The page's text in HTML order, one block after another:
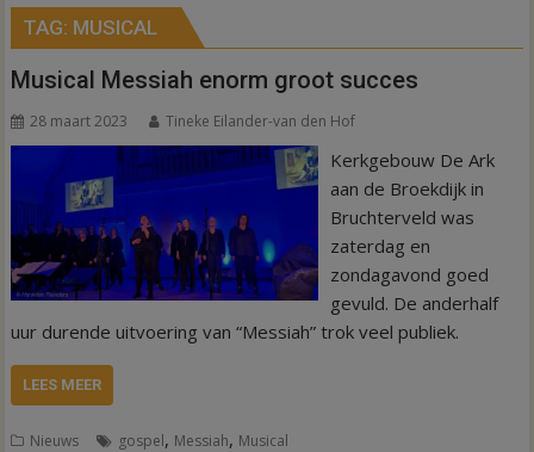
TAG: MUSICAL
Musical Messiah enorm groot succes
28 maart 2023 Tineke Eilander-van den Hof
Kerkgebouw De Ark
aan de Broekdijk in
Bruchterveld was
zaterdag en
zondagavond goed
gevuld. De anderhalf
uur durende uitvoering van “Messiah” trok veel publiek.
LEES MEER
Nieuws gospel, Messiah, Musical